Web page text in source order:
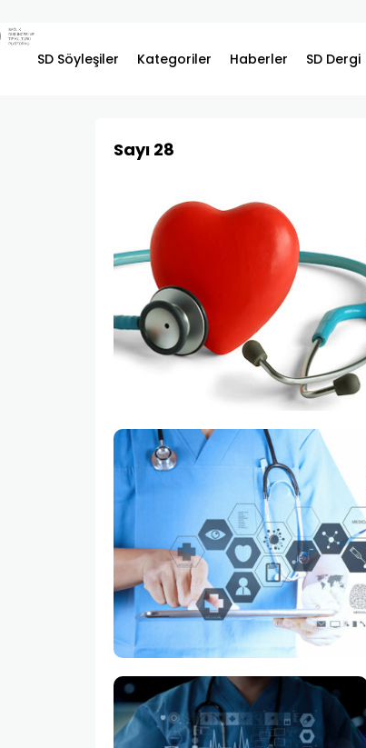
SD Söyleşiler Kategoriler Haberler SD Dergi
Sayı 28